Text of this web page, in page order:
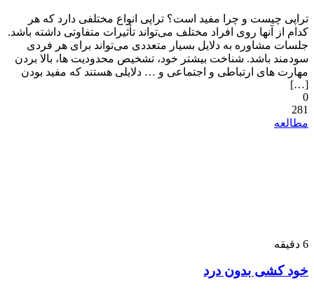
تراپی چیست و چرا مفید است؟ تراپی انواع مختلفی دارد که هر
کدام از آنها روی افراد مختلف می‌تواند تأثیرات متفاوتی داشته باشد.
جلسات مشاوره به دلایل بسیار متعددی می‌تواند برای هر فردی
سودمند باشد. شناخت بیشتر خود، تشخیص محدودیت ها، بالا بردن
مهارت های ارتباطی و اجتماعی و … دلایلی هستند که مفید بودن
[…]
0
281
مطالعه
6 دقیقه
خود کشی بدون درد